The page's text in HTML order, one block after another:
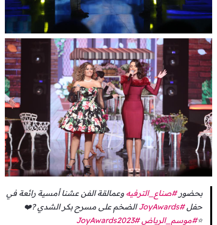
بحضور#صناع_الترفيه وعمالقة الفن عشنا أمسية رائعة في
حفل#JoyAwards
الضخم على مسرح بكر الشدي ?❤️
⭐️#موسم_الرياض #JoyAwards2023